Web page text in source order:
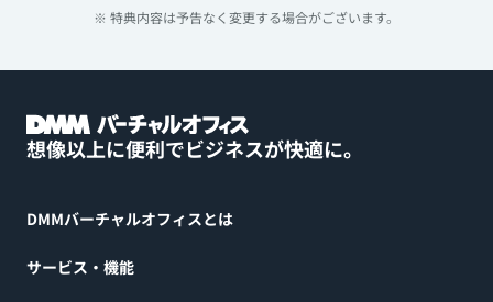
※ 特典内容は予告なく変更する場合がございます。
想像以上に便利でビジネスが快適に。
DMMバーチャルオフィスとは
サービス・機能